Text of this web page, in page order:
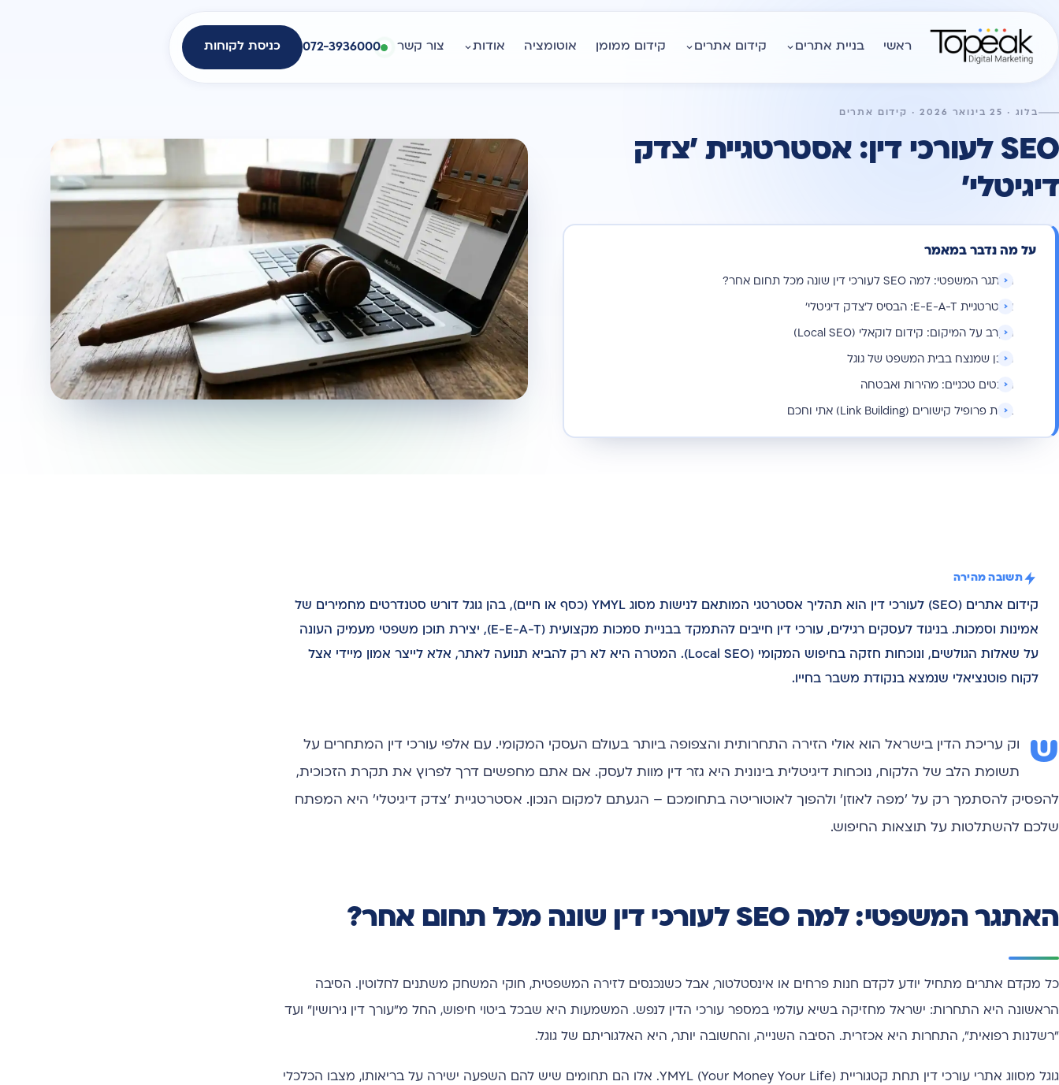
ראשי בניית אתרים קידום אתרים קידום ממומן אוטומציה אודות צור קשר 072-3936000 כניסת לקוחות
בלוג · 25 בינואר 2026 · קידום אתרים
SEO לעורכי דין: אסטרטגיית 'צדק
דיגיטלי'
על מה נדבר במאמר
האתגר המשפטי: למה SEO לעורכי דין שונה מכל תחום אחר?
אסטרטגיית E-E-A-T: הבסיס ל'צדק דיגיטלי'
הקרב על המיקום: קידום לוקאלי (Local SEO)
תוכן שמנצח בבית המשפט של גוגל
היבטים טכניים: מהירות ואבטחה
בניית פרופיל קישורים (Link Building) אתי וחכם
תשובה מהירה
קידום אתרים (SEO) לעורכי דין הוא תהליך אסטרטגי המותאם לנישות מסוג YMYL (כסף או חיים), בהן גוגל דורש סטנדרטים מחמירים של
אמינות וסמכות. בניגוד לעסקים רגילים, עורכי דין חייבים להתמקד בבניית סמכות מקצועית (E-E-A-T), יצירת תוכן משפטי מעמיק העונה
על שאלות הגולשים, ונוכחות חזקה בחיפוש המקומי (Local SEO). המטרה היא לא רק להביא תנועה לאתר, אלא לייצר אמון מיידי אצל
לקוח פוטנציאלי שנמצא בנקודת משבר בחייו.
ש וק עריכת הדין בישראל הוא אולי הזירה התחרותית והצפופה ביותר בעולם העסקי המקומי. עם אלפי עורכי דין המתחרים על
תשומת הלב של הלקוח, נוכחות דיגיטלית בינונית היא גזר דין מוות לעסק. אם אתם מחפשים דרך לפרוץ את תקרת הזכוכית,
להפסיק להסתמך רק על 'מפה לאוזן' ולהפוך לאוטוריטה בתחומכם – הגעתם למקום הנכון. אסטרטגיית 'צדק דיגיטלי' היא המפתח
שלכם להשתלטות על תוצאות החיפוש.
האתגר המשפטי: למה SEO לעורכי דין שונה מכל תחום אחר?
כל מקדם אתרים מתחיל יודע לקדם חנות פרחים או אינסטלטור, אבל כשנכנסים לזירה המשפטית, חוקי המשחק משתנים לחלוטין. הסיבה
הראשונה היא התחרות: ישראל מחזיקה בשיא עולמי במספר עורכי הדין לנפש. המשמעות היא שבכל ביטוי חיפוש, החל מ"עורך דין גירושין" ועד
"רשלנות רפואית", התחרות היא אכזרית. הסיבה השנייה, והחשובה יותר, היא האלגוריתם של גוגל.
גוגל מסווג אתרי עורכי דין תחת קטגוריית YMYL (Your Money Your Life). אלו הם תחומים שיש להם השפעה ישירה על בריאותו, מצבו הכלכלי